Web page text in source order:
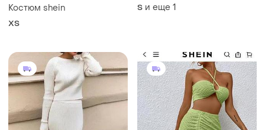
Костюм shein
ХS
S и еще 1